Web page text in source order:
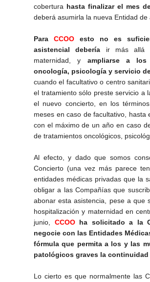
cobertura hasta finalizar el mes
deberá asumirla la nueva Entidad de
Para CCOOesto no es
asistencial debería ir más allá
maternidad, y ampliarse a los
oncología, psicología y servicio
cuando el facultativo o centro
el tratamiento sólo preste servicio a
el nuevo concierto, en los
meses en caso de facultativo,
con el máximo de un año en caso
de tratamientos oncológicos,
Al efecto, y dado que somos
Concierto (una vez más parece
entidades médicas privadas que la
obligar a las Compañías que
abonar esta asistencia, pese a que
hospitalización y maternidad en
junio, CCOOha solicitado a la
negocie con las Entidades
fórmula que permita a los y las
patológicos graves la
Lo cierto es que normalmente las